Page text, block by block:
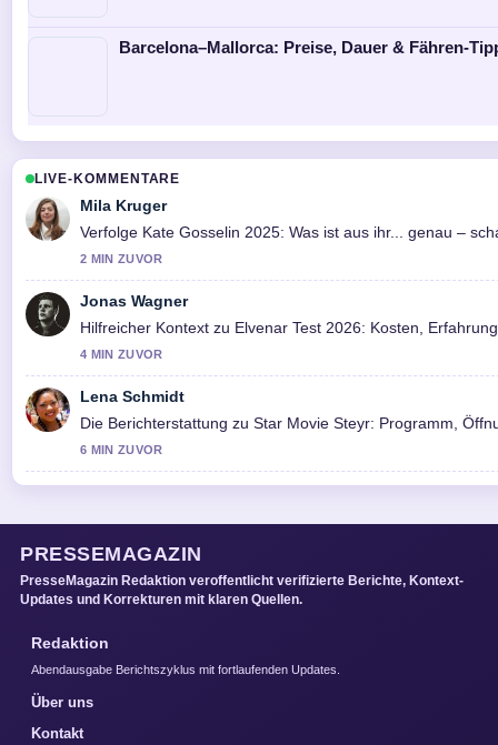
Barcelona–Mallorca: Preise, Dauer & Fähren-
LIVE-KOMMENTARE
Mila Kruger
Verfolge Kate Gosselin 2025: Was ist aus ihr... genau –
2 MIN ZUVOR
Jonas Wagner
Hilfreicher Kontext zu Elvenar Test 2026: Kosten,
4 MIN ZUVOR
Lena Schmidt
Die Berichterstattung zu Star Movie Steyr: Programm,
6 MIN ZUVOR
PRESSEMAGAZIN
PresseMagazin Redaktion veroffentlicht verifizierte Berichte, Kontext-
Updates und Korrekturen mit klaren Quellen.
Redaktion
Abendausgabe Berichtszyklus mit fortlaufenden Updates.
Über uns
Kontakt